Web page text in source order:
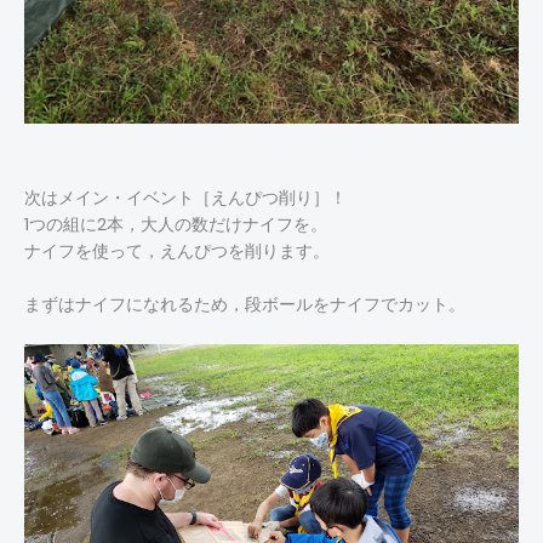
次はメイン・イベント［えんぴつ削り］！
1つの組に2本，大人の数だけナイフを。
ナイフを使って，えんぴつを削ります。
まずはナイフになれるため，段ボールをナイフでカット。